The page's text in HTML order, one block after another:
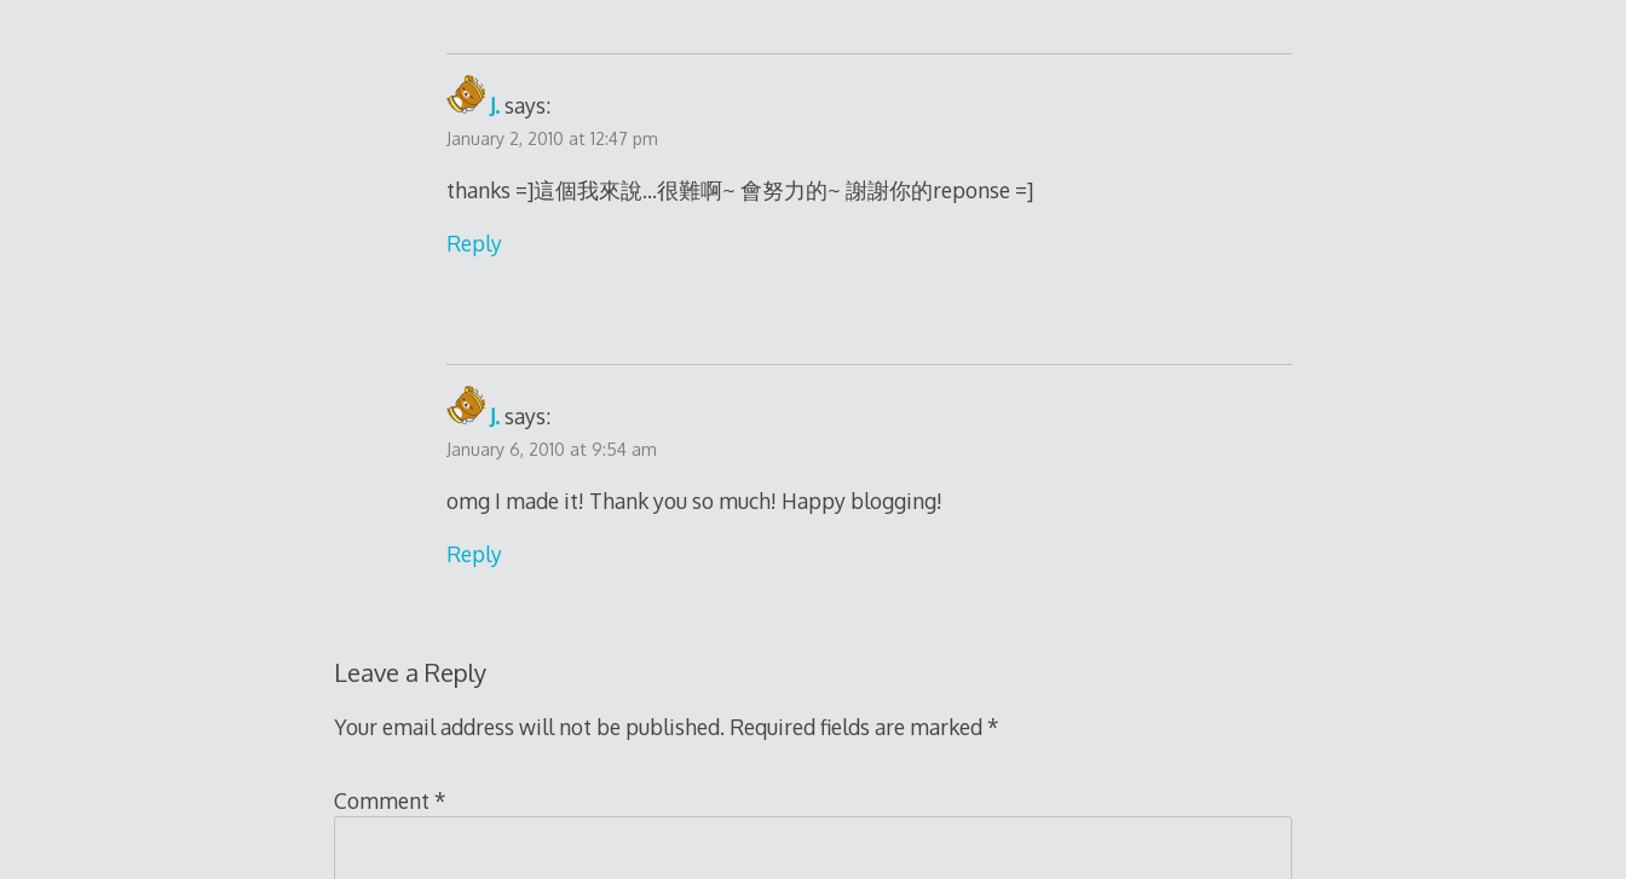
J.says:
January 2, 2010 at 12:47 pm
thanks =]這個我來說…很難啊~ 會努力的~ 謝謝你的reponse =]
Reply
J.says:
January 6, 2010 at 9:54 am
omg I made it! Thank you so much! Happy blogging!
Reply
Leave a Reply
Your email address will not be published. Required fields are marked *
Comment *